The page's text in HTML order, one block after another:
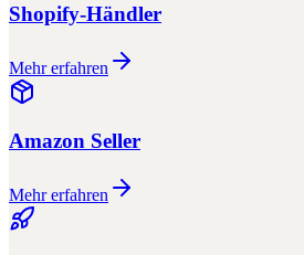
Shopify-Händler
Mehr erfahren
Amazon Seller
Mehr erfahren